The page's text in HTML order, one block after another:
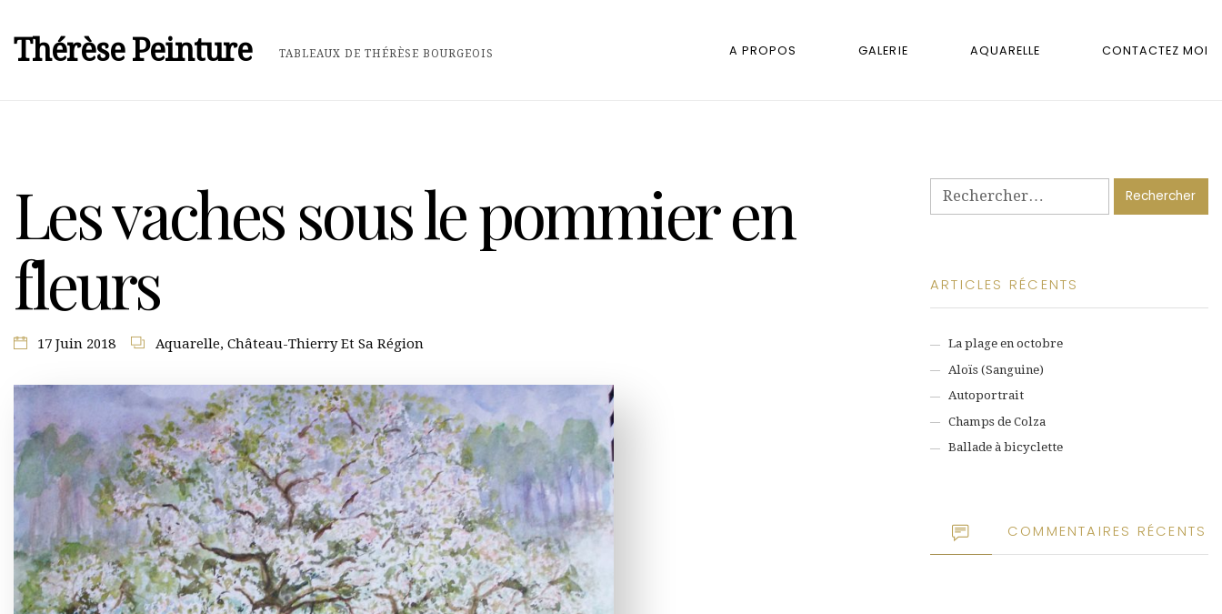
Thérèse Peinture TABLEAUX DE THÉRÈSE BOURGEOIS A PROPOS GALERIE AQUARELLE CONTACTEZ MOI
Les vaches sous le pommier en
fleurs
17 Juin 2018 Aquarelle, Château-Thierry Et Sa Région
ARTICLES RÉCENTS
La plage en octobre
Aloïs (Sanguine)
Autoportrait
Champs de Colza
Ballade à bicyclette
COMMENTAIRES RÉCENTS